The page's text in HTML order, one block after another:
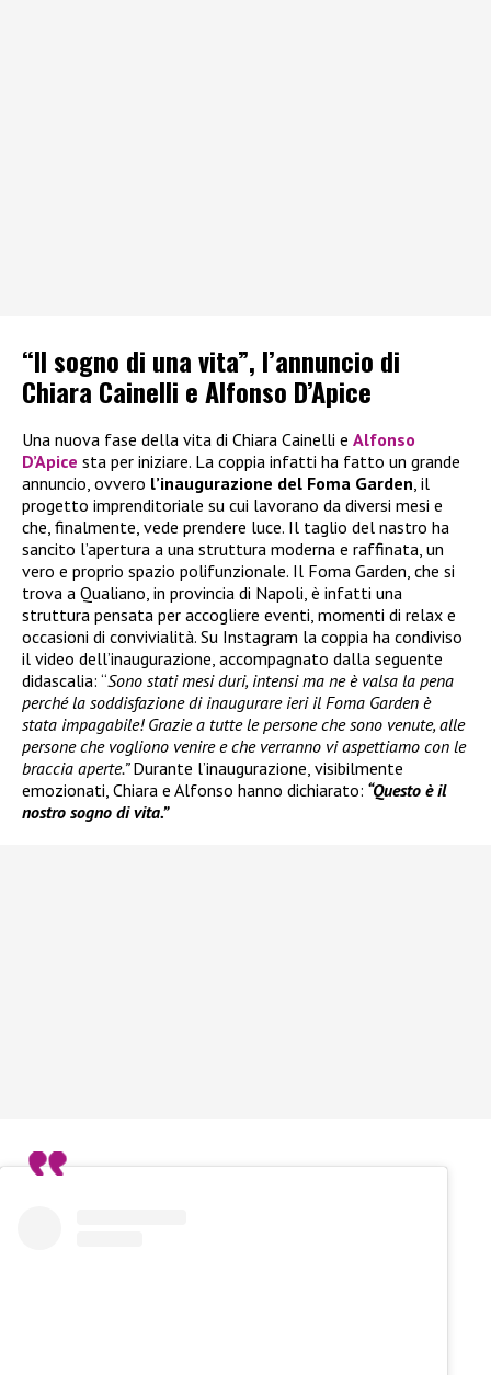
“Il sogno di una vita”, l’annuncio di
Chiara Cainelli e Alfonso D’Apice
Una nuova fase della vita di Chiara Cainelli e Alfonso
D’Apice sta per iniziare. La coppia infatti ha fatto un grande
annuncio, ovvero l’inaugurazione del Foma Garden , il
progetto imprenditoriale su cui lavorano da diversi mesi e
che, finalmente, vede prendere luce. Il taglio del nastro ha
sancito l’apertura a una struttura moderna e raffinata, un
vero e proprio spazio polifunzionale. Il Foma Garden, che si
trova a Qualiano, in provincia di Napoli, è infatti una
struttura pensata per accogliere eventi, momenti di relax e
occasioni di convivialità. Su Instagram la coppia ha condiviso
il video dell’inaugurazione, accompagnato dalla seguente
didascalia: “Sono stati mesi duri, intensi ma ne è valsa la pena
perché la soddisfazione di inaugurare ieri il Foma Garden è
stata impagabile! Grazie a tutte le persone che sono venute, alle
persone che vogliono venire e che verranno vi aspettiamo con le
braccia aperte.”Durante l’inaugurazione, visibilmente
emozionati, Chiara e Alfonso hanno dichiarato: “Questo è il
nostro sogno di vita.”